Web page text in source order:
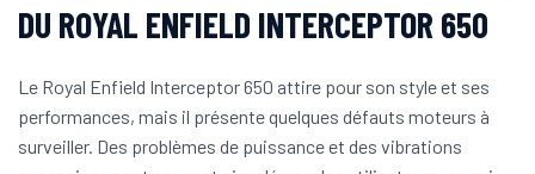
DU ROYAL ENFIELD INTERCEPTOR 650
Le Royal Enfield Interceptor 650 attire pour son style et ses
performances, mais il présente quelques défauts moteurs à
surveiller. Des problèmes de puissance et des vibrations